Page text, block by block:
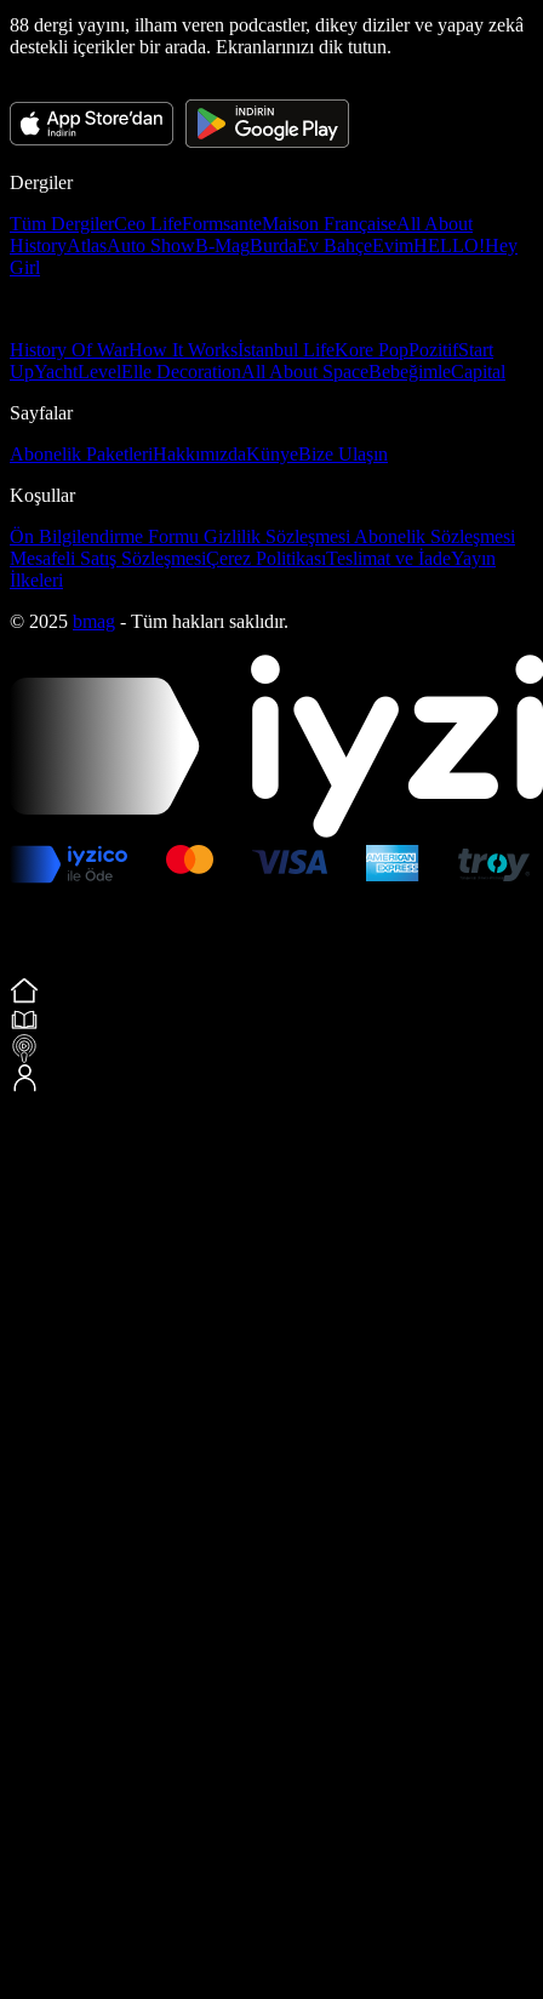
88 dergi yayını, ilham veren podcastler, dikey diziler ve yapay zekâ
destekli içerikler bir arada. Ekranlarınızı dik tutun.
Dergiler
Tüm DergilerCeo LifeFormsanteMaison FrançaiseAll About
HistoryAtlasAuto ShowB-MagBurdaEv BahçeEvimHELLO!Hey
Girl
History Of WarHow It Worksİstanbul LifeKore PopPozitifStart
UpYachtLevelElle DecorationAll About SpaceBebeğimleCapital
Sayfalar
Abonelik PaketleriHakkımızdaKünyeBize Ulaşın
Koşullar
Ön Bilgilendirme Formu Gizlilik Sözleşmesi Abonelik Sözleşmesi
Mesafeli Satış SözleşmesiÇerez PolitikasıTeslimat ve İadeYayın
İlkeleri
© 2025 bmag - Tüm hakları saklıdır.